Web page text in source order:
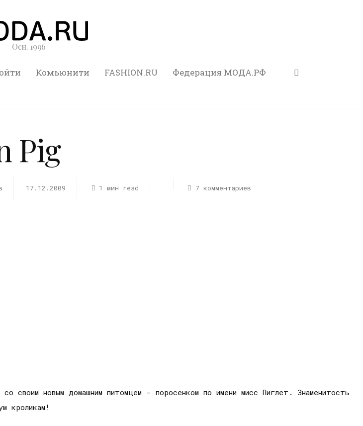
Осн. 1996
Комьюнити FASHION.RU Федерация МОДА.РФ
Pig
17.12.2009 1 мин read 7 комментариев
своим новым домашним питомцем - поросенком по имени мисс Пиглет. Знаменитость
кроликам!